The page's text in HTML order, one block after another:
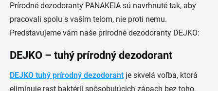
Prírodné dezodoranty PANAKEIA sú navrhnuté tak, aby
pracovali spolu s vaším telom, nie proti nemu.
Predstavujeme vám naše prírodné dezodoranty DEJKO:
DEJKO – tuhý prírodný dezodorant
DEJKO tuhý prírodný dezodorant je skvelá voľba, ktorá
eliminuje rast baktérií spôsobujúcich zápach bez toho,